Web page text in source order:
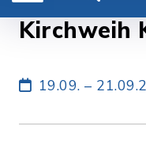
Kirchweih
19.09. –